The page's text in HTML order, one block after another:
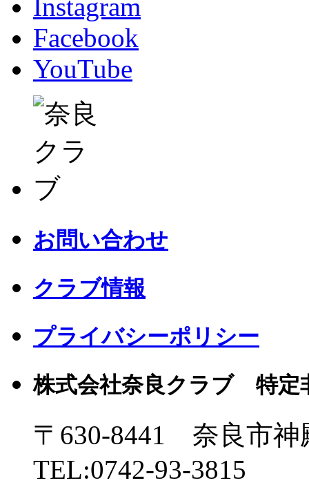
Instagram
Facebook
YouTube
お問い合わせ
クラブ情報
プライバシーポリシー
株式会社奈良クラブ 特定
〒630-8441 奈良市
TEL:0742-93-3815